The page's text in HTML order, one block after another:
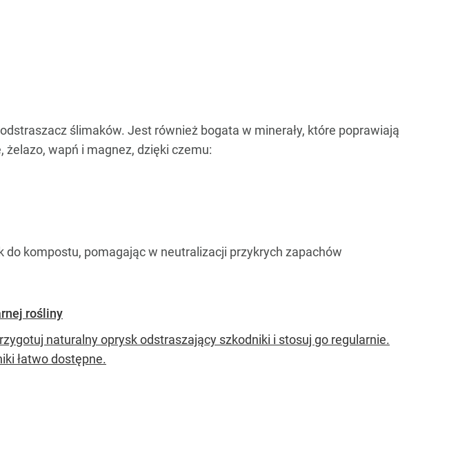
ślimaków. Jest również bogata w minerały, które poprawiają
wapń i magnez, dzięki czemu:
kompostu, pomagając w neutralizacji przykrych zapachów
rośliny
naturalny oprysk odstraszający szkodniki i stosuj go regularnie.
łatwo dostępne.